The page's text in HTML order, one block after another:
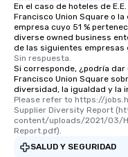
En el caso de hoteles de
Francisco Union Square o
empresa cuyo 51 %
diverse owned business
de las siguientes empresas
Sin respuesta.
Si corresponde, ¿podría dar
Francisco Union Square
diversidad, la igualdad y la
Please refer to https://
Supplier Diversity Report
content/uploads/2021/03/
Report.pdf).
SALUD Y SEGURIDAD